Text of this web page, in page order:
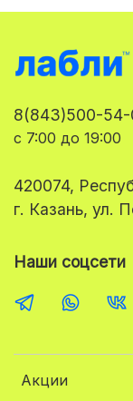
Акции
8(843)500-54-
с 7:00 до 19:00
420074,
г. Казань, ул.
Наши соцсети